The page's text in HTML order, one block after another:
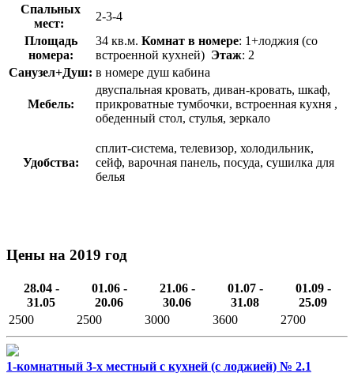
Спальных
мест:
2-3-4
Площадь
номера:
34 кв.м. Комнат в номере: 1+лоджия (со
встроенной кухней) Этаж: 2
Санузел+Душ: в номере душ кабина
Мебель:
двуспальная кровать, диван-кровать, шкаф,
прикроватные тумбочки, встроенная кухня ,
обеденный стол, стулья, зеркало
Удобства:
сплит-система, телевизор, холодильник,
сейф, варочная панель, посуда, сушилка для
белья
Цены на 2019 год
28.04 -
31.05
01.06 -
20.06
21.06 -
30.06
01.07 -
31.08
01.09 -
25.09
2500
2500 3000 3600 2700
1-комнатный 3-х местный с кухней (с лоджией) № 2.1